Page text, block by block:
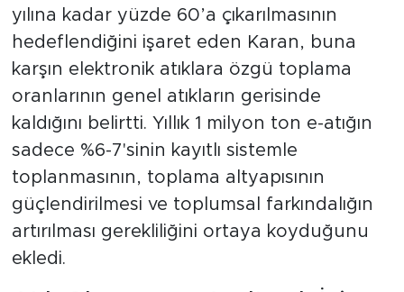
yılına kadar yüzde 60’a çıkarılmasının
hedeflendiğini işaret eden Karan, buna
karşın elektronik atıklara özgü toplama
oranlarının genel atıkların gerisinde
kaldığını belirtti. Yıllık 1 milyon ton e-atığın
sadece %6-7'sinin kayıtlı sistemle
toplanmasının, toplama altyapısının
güçlendirilmesi ve toplumsal farkındalığın
artırılması gerekliliğini ortaya koyduğunu
ekledi.